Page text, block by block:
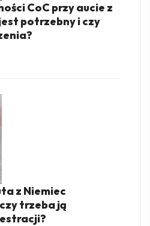
CoC przy aucie z
potrzebny i czy
z Niemiec
trzeba ją